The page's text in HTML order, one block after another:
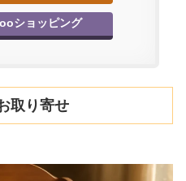
ショッピング
取り寄せ